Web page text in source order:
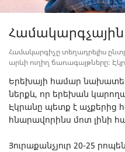
Համակարգիչը տեղադրելիս
արևի ուղիղ ճառագայթները:
Երեխայի համար
ներքև, որ երեխան
Էկրանը պետք է աչքերից
հնարավորինս մոտ լինի
Յուրաքանչյուր 20-25